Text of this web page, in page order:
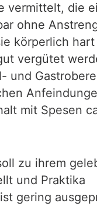
vermittelt, die
ohne
körperlich
vergütet
und
mit Spesen
zu ihrem
und Praktika
gering